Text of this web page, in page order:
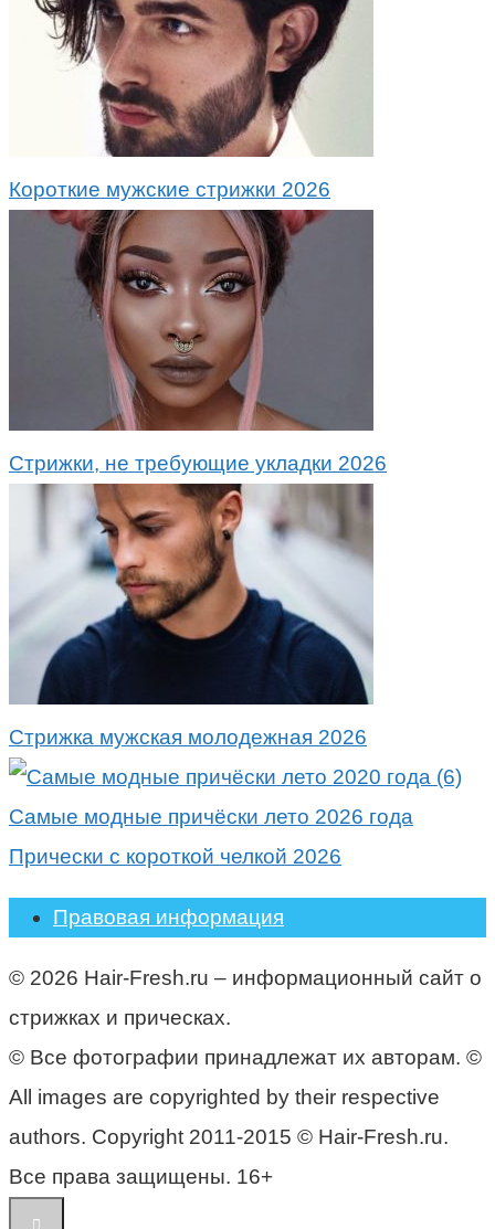
Короткие мужские стрижки 2026
Стрижки, не требующие укладки 2026
Стрижка мужская молодежная 2026
Самые модные причёски лето 2026 года
Прически с короткой челкой 2026
Правовая информация
© 2026 Hair-Fresh.ru – информационный сайт о
стрижках и прическах.
© Все фотографии принадлежат их авторам. ©
All images are copyrighted by their respective
authors. Copyright 2011-2015 © Hair-Fresh.ru.
Все права защищены. 16+